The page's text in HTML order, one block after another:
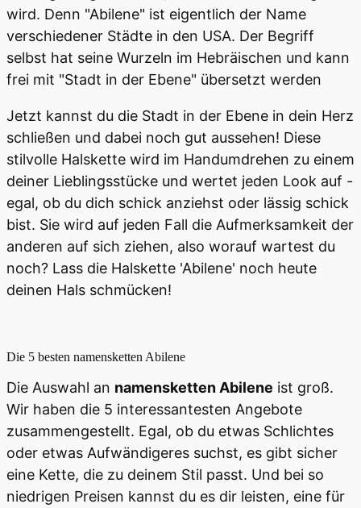
wird. Denn "Abilene" ist eigentlich der Name
verschiedener Städte in den USA. Der Begriff
selbst hat seine Wurzeln im Hebräischen und kann
frei mit "Stadt in der Ebene" übersetzt werden
Jetzt kannst du die Stadt in der Ebene in dein Herz
schließen und dabei noch gut aussehen! Diese
stilvolle Halskette wird im Handumdrehen zu einem
deiner Lieblingsstücke und wertet jeden Look auf -
egal, ob du dich schick anziehst oder lässig schick
bist. Sie wird auf jeden Fall die Aufmerksamkeit der
anderen auf sich ziehen, also worauf wartest du
noch? Lass die Halskette 'Abilene' noch heute
deinen Hals schmücken!
Die 5 besten namensketten Abilene
Die Auswahl an namensketten Abilene ist groß.
Wir haben die 5 interessantesten Angebote
zusammengestellt. Egal, ob du etwas Schlichtes
oder etwas Aufwändigeres suchst, es gibt sicher
eine Kette, die zu deinem Stil passt. Und bei so
niedrigen Preisen kannst du es dir leisten, eine für